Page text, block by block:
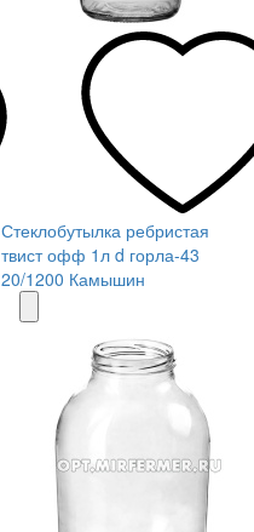
Стеклобутылка ребристая
твист офф 1л d горла-43
20/1200 Камышин